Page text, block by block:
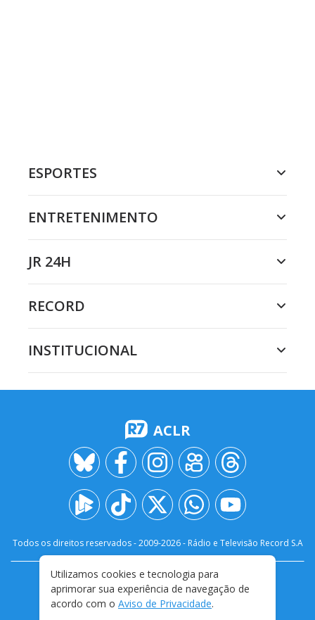
ESPORTES
ENTRETENIMENTO
JR 24H
RECORD
INSTITUCIONAL
ACLR
Todos os direitos reservados - 2009-2026- Rádio e Televisão Record S.A
FALE CONOSCO
PRIVACIDADE
TERMOS E CONDIÇÕES DE USO
Utilizamos cookies e tecnologia para
aprimorar sua experiência de navegação de
acordo com o Aviso de Privacidade.